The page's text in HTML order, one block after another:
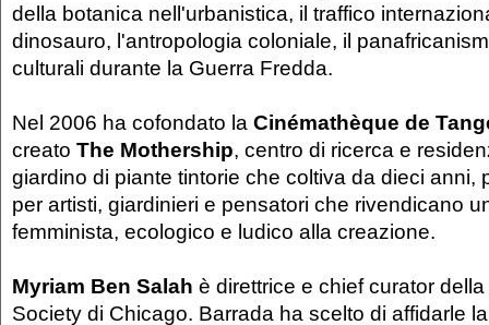
della botanica nell'urbanistica, il traffico
dinosauro, l'antropologia coloniale, il
culturali durante la Guerra Fredda.
Nel 2006 ha cofondato la Cinémathèque de
creato The Mothership, centro di ricerca e
giardino di piante tintorie che coltiva da dieci anni,
per artisti, giardinieri e pensatori che rivendicano
femminista, ecologico e ludico alla creazione.
Myriam Ben Salah è direttrice e chief curator
Society di Chicago. Barrada ha scelto di affidarle